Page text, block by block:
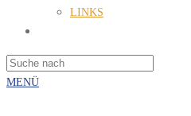
LINKS
MENÜ